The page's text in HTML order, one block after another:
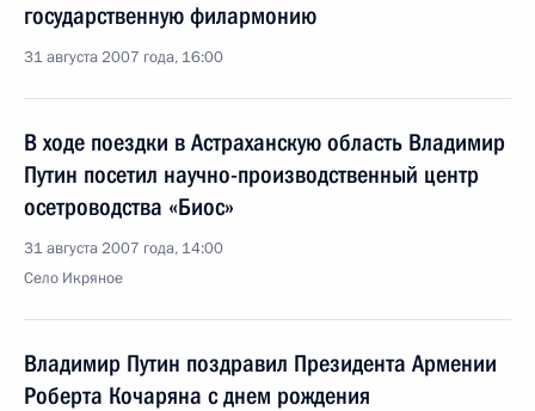
государственную филармонию
31 августа 2007 года, 16:00
В ходе поездки в Астраханскую область Владимир
Путин посетил научно-производственный центр
осетроводства «Биос»
31 августа 2007 года, 14:00
Село Икряное
Владимир Путин поздравил Президента Армении
Роберта Кочаряна с днем рождения